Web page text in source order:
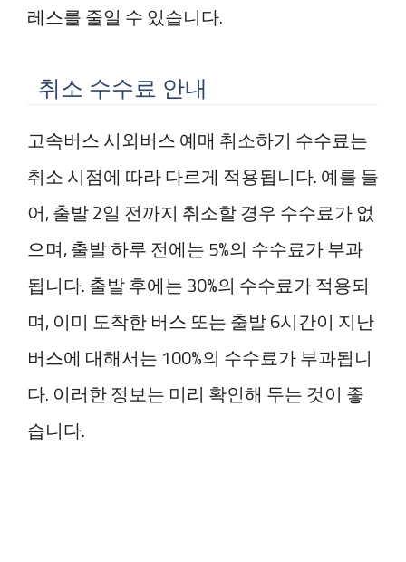
레스를 줄일 수 있습니다.
취소 수수료 안내
고속버스 시외버스 예매 취소하기 수수료는
취소 시점에 따라 다르게 적용됩니다. 예를 들
어, 출발 2일 전까지 취소할 경우 수수료가 없
으며, 출발 하루 전에는 5%의 수수료가 부과
됩니다. 출발 후에는 30%의 수수료가 적용되
며, 이미 도착한 버스 또는 출발 6시간이 지난
버스에 대해서는 100%의 수수료가 부과됩니
다. 이러한 정보는 미리 확인해 두는 것이 좋
습니다.